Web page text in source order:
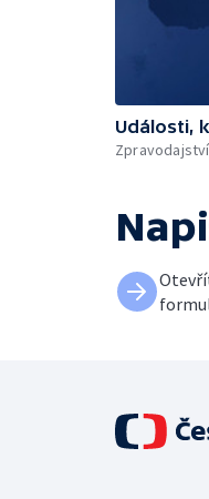
Události,
Zpravodajství